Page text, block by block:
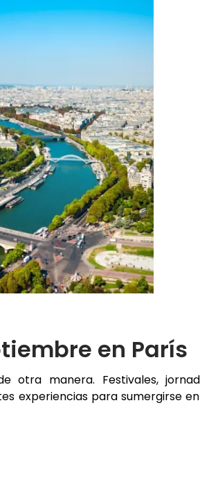
en París
otra manera. Festivales,
experiencias para sumergirse